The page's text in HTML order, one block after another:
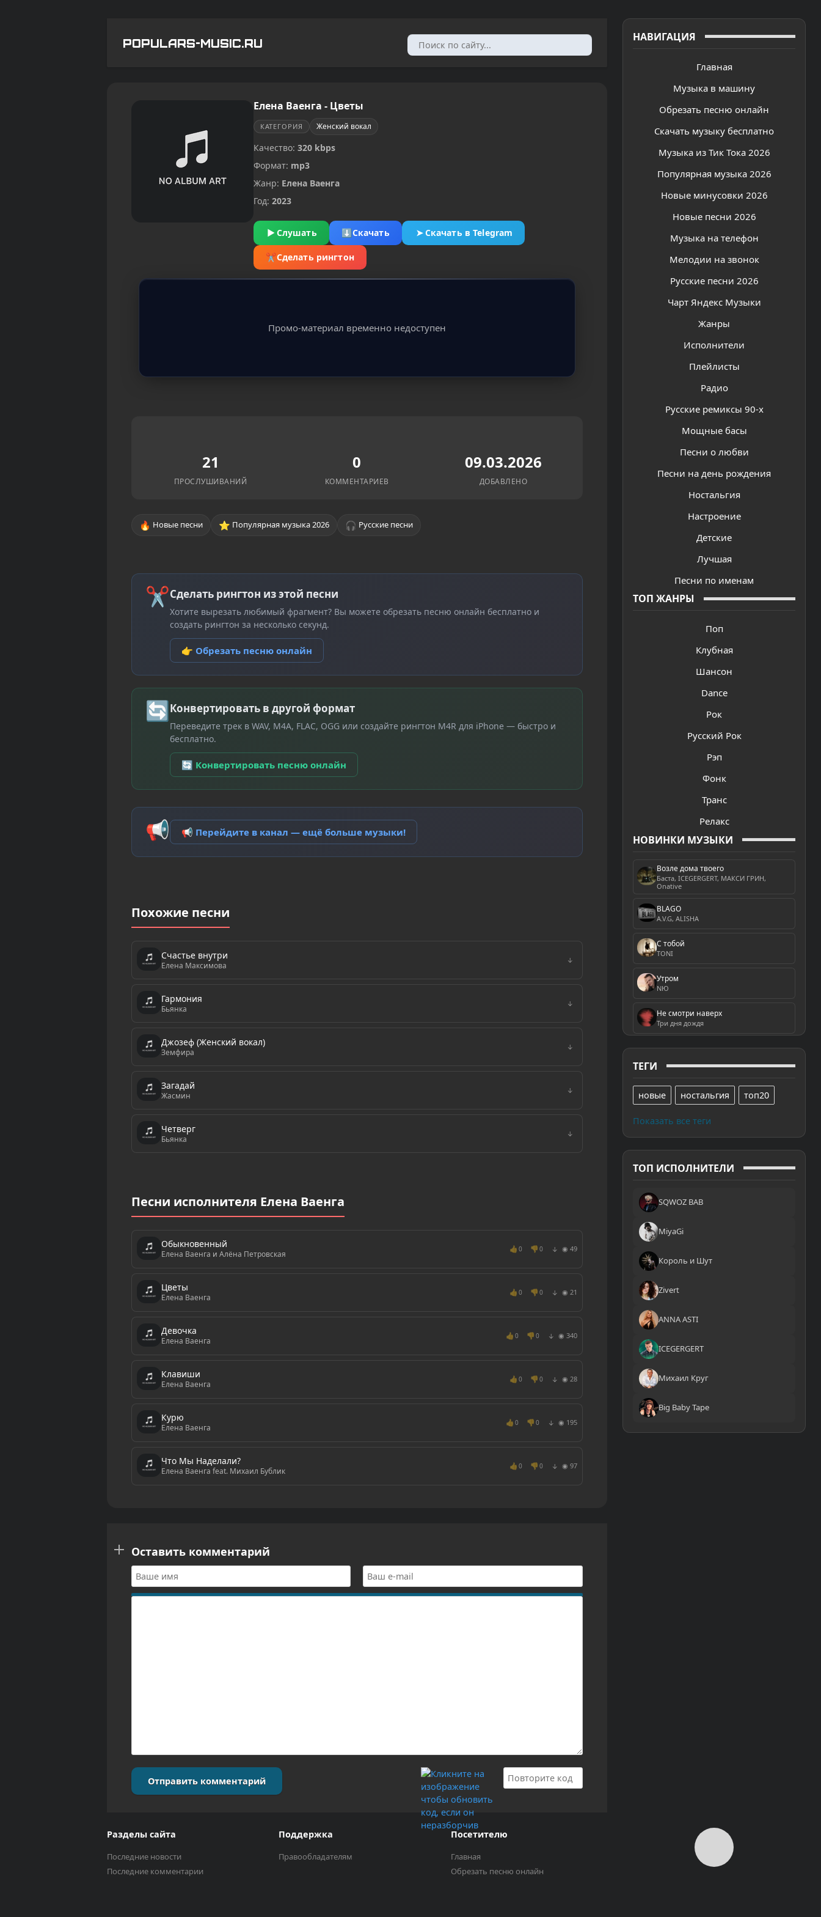
POPULARS-MUSIC.RU НАВИГАЦИЯ
Главная
Музыка в машину
Обрезать песню онлайн
Скачать музыку бесплатно
Музыка из Тик Тока 2026
Популярная музыка 2026
Новые минусовки 2026
Новые песни 2026
Музыка на телефон
Мелодии на звонок
Русские песни 2026
Чарт Яндекс Музыки
Жанры
Исполнители
Плейлисты
Радио
Русские ремиксы 90-х
Мощные басы
Песни о любви
Песни на день рождения
Ностальгия
Настроение
Детские
Лучшая
Песни по именам
ТОП ЖАНРЫ
Поп
Клубная
Шансон
Dance
Рок
Русский Рок
Рэп
Фонк
Транс
Релакс
НОВИНКИ МУЗЫКИ
Возле дома твоего
Баста, ICEGERGERT, МАКСИ ГРИН,
Onative
BLAGO
A.V.G, ALISHA
С тобой
TONI
Утром
NЮ
Не смотри наверх
Три дня дождя
ТЕГИ
новые ностальгия топ20
Показать все теги
ТОП ИСПОЛНИТЕЛИ
SQWOZ BAB
MiyaGi
Король и Шут
Zivert
ANNA ASTI
ICEGERGERT
Михаил Круг
Big Baby Tape
Елена Ваенга - Цветы
КАТЕГОРИЯ Женский вокал
Качество: 320 kbps
Формат: mp3
Жанр: Елена Ваенга
Год: 2023
▶ Слушать ⬇Скачать ➤Скачать в Telegram
✂Сделать рингтон
Промо-материал временно недоступен
21
ПРОСЛУШИВАНИЙ
0
КОММЕНТАРИЕВ
09.03.2026
ДОБАВЛЕНО
🔥 Новые песни ⭐ Популярная музыка 2026 🎧 Русские песни
✂Сделать рингтон из этой песни
Хотите вырезать любимый фрагмент? Вы можете обрезать песню онлайн бесплатно и
создать рингтон за несколько секунд.
👉 Обрезать песню онлайн
🔄Конвертировать в другой формат
Переведите трек в WAV, M4A, FLAC, OGG или создайте рингтон M4R для iPhone — быстро и
бесплатно.
🔄 Конвертировать песню онлайн
📢 📢 Перейдите в канал — ещё больше музыки!
Похожие песни
Счастье внутри
Елена Максимова ↓
Гармония
Бьянка ↓
Джозеф (Женский вокал)
Земфира ↓
Загадай
Жасмин ↓
Четверг
Бьянка ↓
Песни исполнителя Елена Ваенга
Обыкновенный
Елена Ваенга и Алёна Петровская
👍 0 👎 0 ↓ ◉ 49
Цветы
Елена Ваенга
👍 0 👎 0 ↓ ◉ 21
Девочка
Елена Ваенга
👍 0 👎 0 ↓ ◉ 340
Клавиши
Елена Ваенга
👍 0 👎 0 ↓ ◉ 28
Курю
Елена Ваенга
👍 0 👎 0 ↓ ◉ 195
Что Мы Наделали?
Елена Ваенга feat. Михаил Бублик
👍 0 👎 0 ↓ ◉ 97
Оставить комментарий
Отправить комментарий
Разделы сайта
Последние новости
Последние комментарии
Поддержка
Правообладателям
Посетителю
Главная
Обрезать песню онлайн